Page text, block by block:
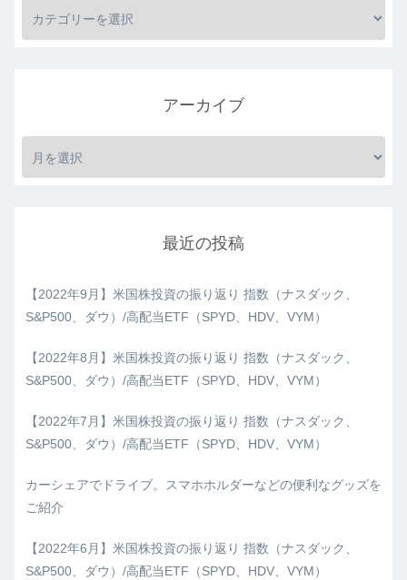
アーカイブ
最近の投稿
【2022年9月】米国株投資の振り返り 指数（ナスダック、
S&P500、ダウ）/高配当ETF（SPYD、HDV、VYM）
【2022年8月】米国株投資の振り返り 指数（ナスダック、
S&P500、ダウ）/高配当ETF（SPYD、HDV、VYM）
【2022年7月】米国株投資の振り返り 指数（ナスダック、
S&P500、ダウ）/高配当ETF（SPYD、HDV、VYM）
カーシェアでドライブ。スマホホルダーなどの便利なグッズを
ご紹介
【2022年6月】米国株投資の振り返り 指数（ナスダック、
S&P500、ダウ）/高配当ETF（SPYD、HDV、VYM）